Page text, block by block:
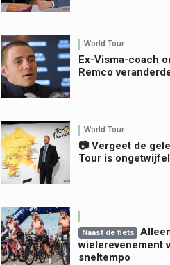
World Tour
Ex-Visma-coach
Remco
World Tour
📷 Vergeet de
Tour is
Naast de fiets
wielerevenement
sneltempo